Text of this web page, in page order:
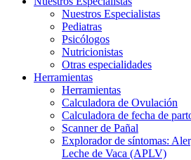
Nuestros Especialistas
Pediatras
Psicólogos
Nutricionistas
Otras especialidades
Herramientas
Herramientas
Calculadora de Ovulación
Calculadora de fecha de
Scanner de Pañal
Explorador de síntomas:
Leche de Vaca (APLV)